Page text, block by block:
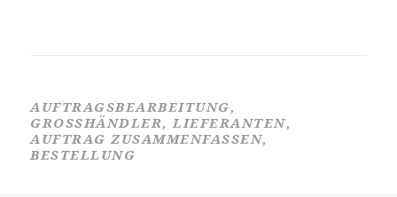
AUFTRAGSBEARBEITUNG,
GROSSHÄNDLER, LIEFERANTEN, A
UFTRAG ZUSAMMENFASSEN, B
ESTELLUNG